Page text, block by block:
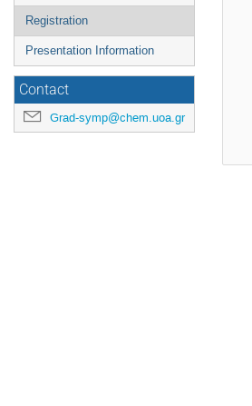
Registration
Presentation Information
Contact
Grad-symp@chem.uoa.gr